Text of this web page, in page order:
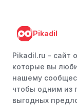
Pikadil
Pikadil.ru - cайт
которые вы
нашему
чтобы одним из
выгодных